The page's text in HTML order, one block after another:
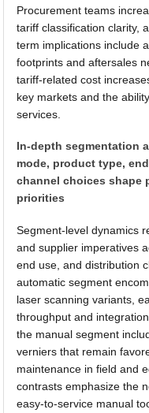
Procurement teams
tariff classification clarity,
term implications include
footprints and aftersales
tariff-related cost
key markets and the
services.
In-depth segmentation
mode, product type,
channel choices shape
priorities
Segment-level dynamics
and supplier imperatives
end use, and distribution
automatic segment
laser scanning variants,
throughput and
the manual segment
verniers that remain
maintenance in field and
contrasts emphasize the
easy-to-service manual